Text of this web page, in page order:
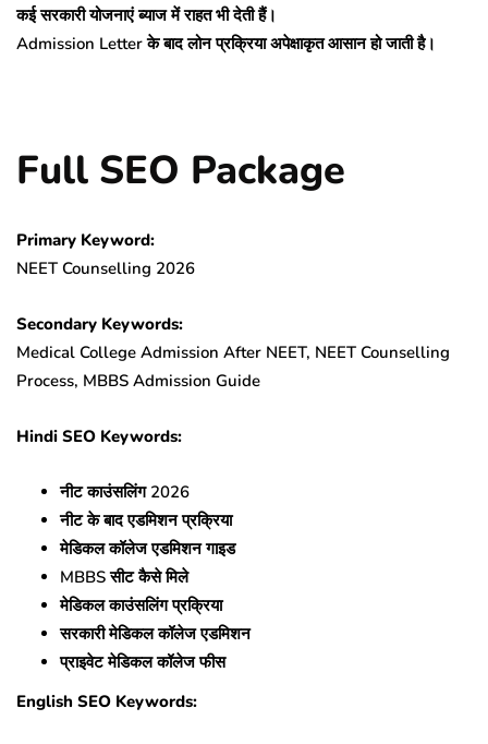
कई सरकारी योजनाएं ब्याज में राहत भी देती हैं।
Admission Letter के बाद लोन प्रक्रिया अपेक्षाकृत आसान हो जाती है।
Full SEO Package
Primary Keyword:
NEET Counselling 2026
Secondary Keywords:
Medical College Admission After NEET, NEET Counselling
Process, MBBS Admission Guide
Hindi SEO Keywords:
नीट काउंसलिंग 2026
नीट के बाद एडमिशन प्रक्रिया
मेडिकल कॉलेज एडमिशन गाइड
MBBS सीट कैसे मिले
मेडिकल काउंसलिंग प्रक्रिया
सरकारी मेडिकल कॉलेज एडमिशन
प्राइवेट मेडिकल कॉलेज फीस
English SEO Keywords: